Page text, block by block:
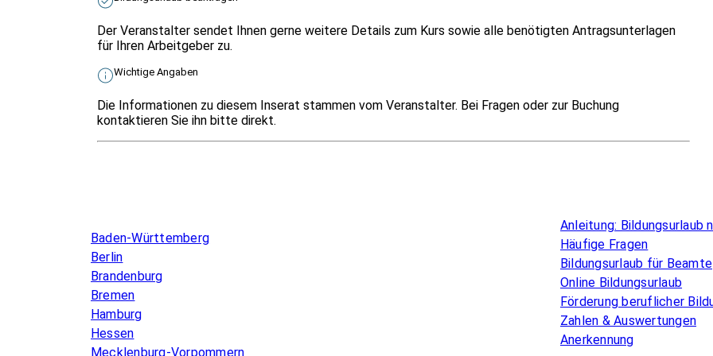
Der Veranstalter sendet Ihnen gerne weitere Details zum Kurs sowie alle benötigten Antragsunterlagen
für Ihren Arbeitgeber zu.
Wichtige Angaben
Die Informationen zu diesem Inserat stammen vom Veranstalter. Bei Fragen oder zur Buchung
kontaktieren Sie ihn bitte direkt.
Baden-Württemberg
Berlin
Brandenburg
Bremen
Hamburg
Hessen
Mecklenburg-Vorpommern
Anleitung: Bildungsurlaub
Häufige Fragen
Bildungsurlaub für Beamte
Online Bildungsurlaub
Förderung beruflicher
Zahlen & Auswertungen
Anerkennung